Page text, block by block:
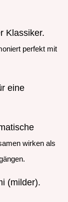
Klassiker.
perfekt mit
eine
wirken als
(milder).